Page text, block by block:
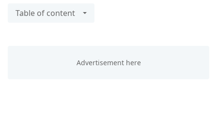
Table of content